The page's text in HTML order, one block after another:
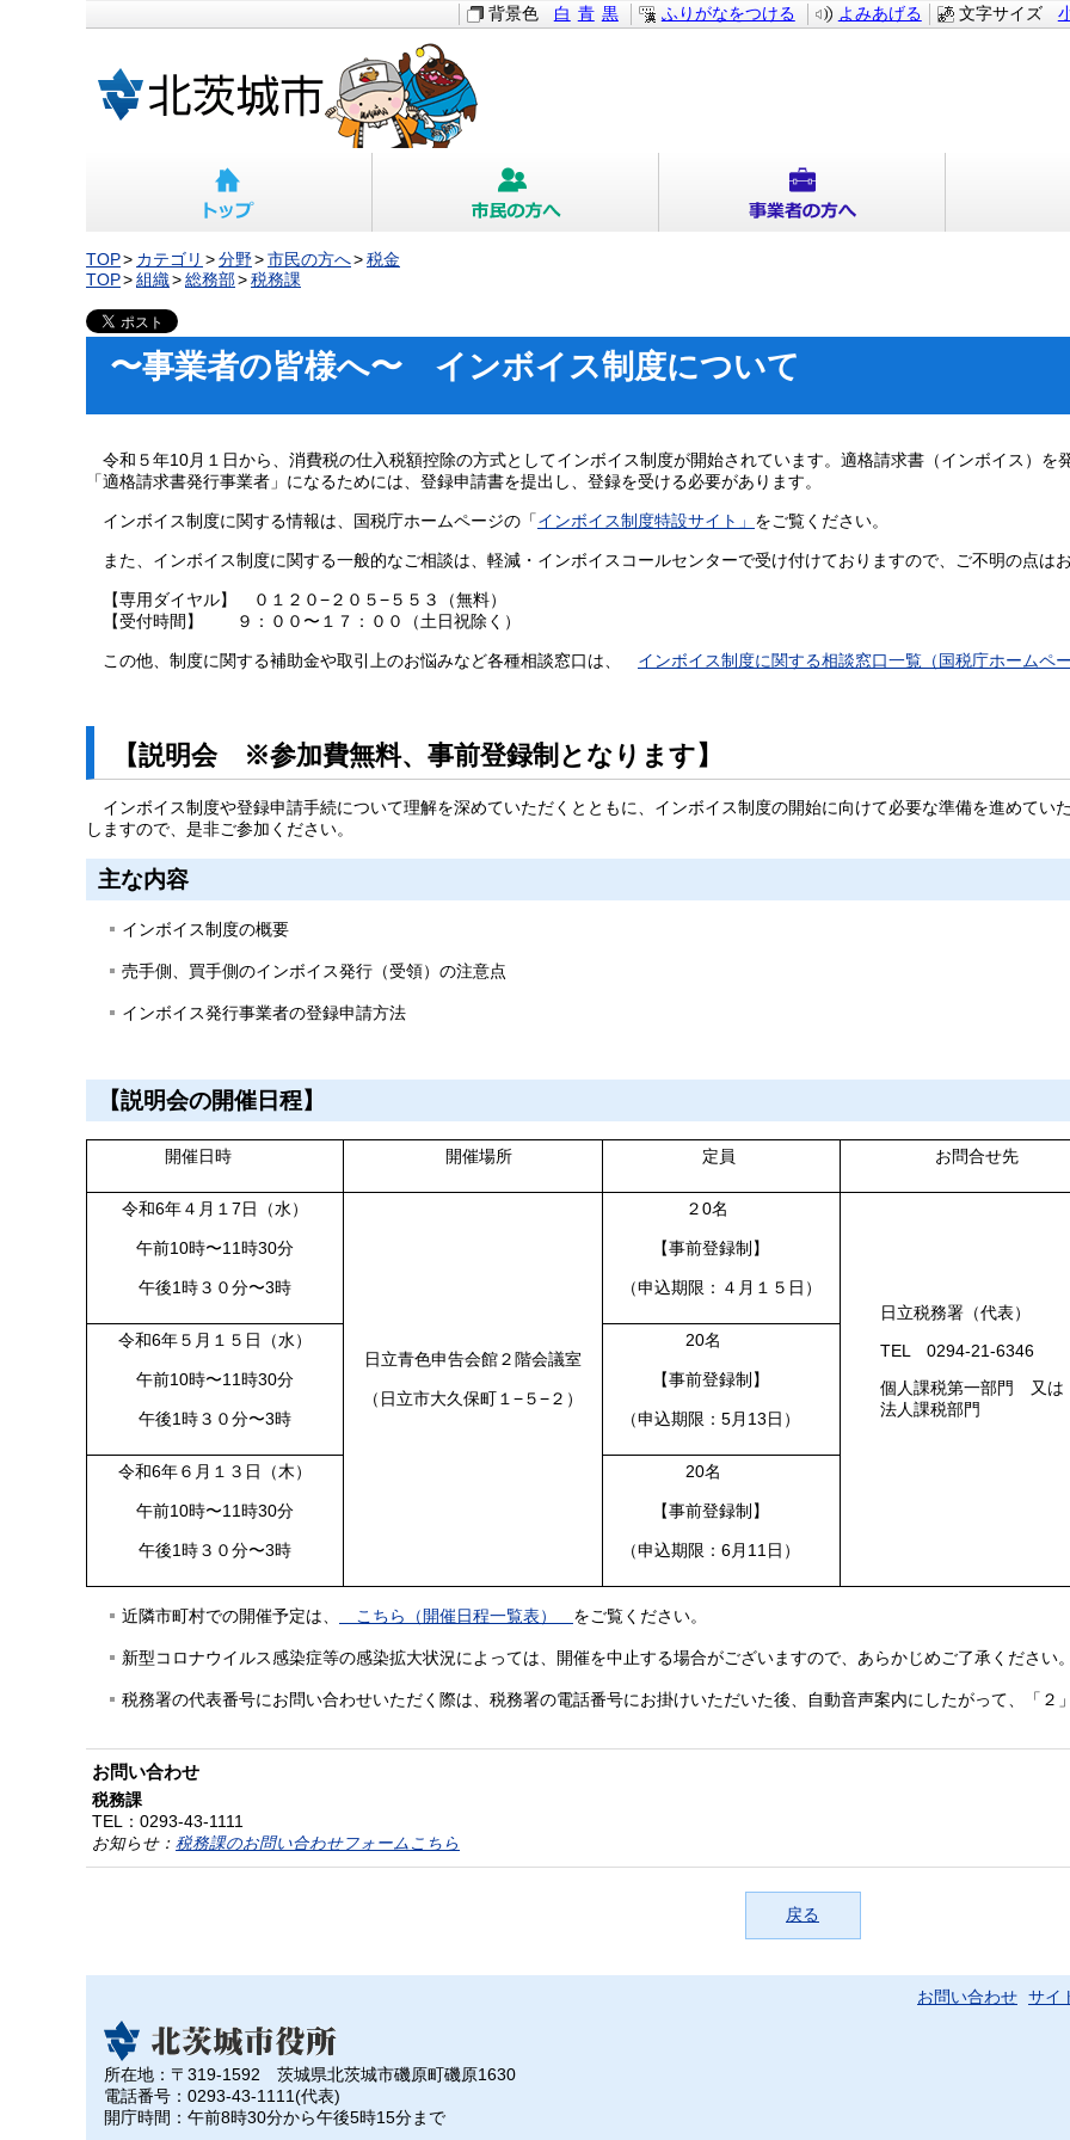
文字サイズ
背景色 白 青 黒 ふりがなをつける よみあげる
TOP カテゴリ 分野 市民の方へ
税金
TOP
組織 総務部 税務課
〜事業者の皆様へ〜 インボイス制度について
令和５年10月１日から、消費税の仕入税額控除の方式としてインボイス制度が開始されています。適格請求書（インボイス）を
「適格請求書発行事業者」になるためには、登録申請書を提出し、登録を受ける必要があります。
インボイス制度に関する情報は、国税庁ホームページの「 インボイス制度特設サイト」 をご覧ください。
また、インボイス制度に関する一般的なご相談は、軽減・インボイスコールセンターで受け付けておりますので、ご不明の点は
【専用ダイヤル】 ０１２０−２０５−５５３（無料）
【受付時間】 ９：００〜１７：００（土日祝除く）
この他、制度に関する補助金や取引上のお悩みなど各種相談窓口は、 インボイス制度に関する相談窓口一覧（国税庁ホームペ
【説明会 ※参加費無料、事前登録制となります】
インボイス制度や登録申請手続について理解を深めていただくとともに、インボイス制度の開始に向けて必要な準備を進めてい
しますので、是非ご参加ください。
主な内容
インボイス制度の概要
売手側、買手側のインボイス発行（受領）の注意点
インボイス発行事業者の登録申請方法
【説明会の開催日程】
開催日時 開催場所 定員 お問合せ
令和6年４月１7日（水）
午前10時〜11時30分
午後1時３０分〜3時
日立青色申告会館２階会議室
（日立市大久保町１−５−２）
２0名
【事前登録制】
（申込期限：４月１５日）
日立税務署（代表）
TEL 0294-21-6346
個人課税第一部門 又は
法人課税部門
令和6年５月１５日（水）
午前10時〜11時30分
午後1時３０分〜3時
20名
【事前登録制】
（申込期限：5月13日）
令和6年６月１３日（木）
午前10時〜11時30分
午後1時３０分〜3時
20名
【事前登録制】
（申込期限：6月11日）
近隣市町村での開催予定は、 こちら（開催日程一覧表） をご覧ください。
新型コロナウイルス感染症等の感染拡大状況によっては、開催を中止する場合がございますので、あらかじめご了承ください
税務署の代表番号にお問い合わせいただく際は、税務署の電話番号にお掛けいただいた後、自動音声案内にしたがって、「２
お問い合わせ
税務課
TEL： 0293-43-1111
お知らせ： 税務課のお問い合わせフォームこちら
戻る
お問い合わせ サイ
所在地：〒319-1592 茨城県北茨城市磯原町磯原1630
電話番号：0293-43-1111(代表)
開庁時間：午前8時30分から午後5時15分まで